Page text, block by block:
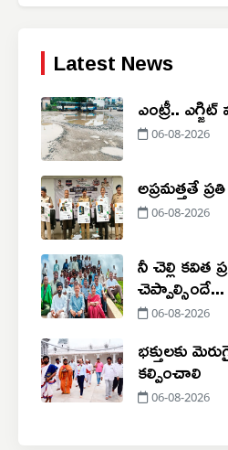
Latest News
ఎంట్రీ.. ఎగ్జిట్
06-08-2026
అప్రమత్తతే
06-08-2026
నీ చెల్లి కవిత
చెప్పాల్సిందే...
06-08-2026
భక్తులకు
కల్పించాలి
06-08-2026